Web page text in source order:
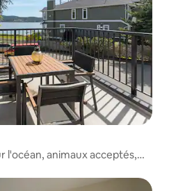
l'océan, animaux acceptés,